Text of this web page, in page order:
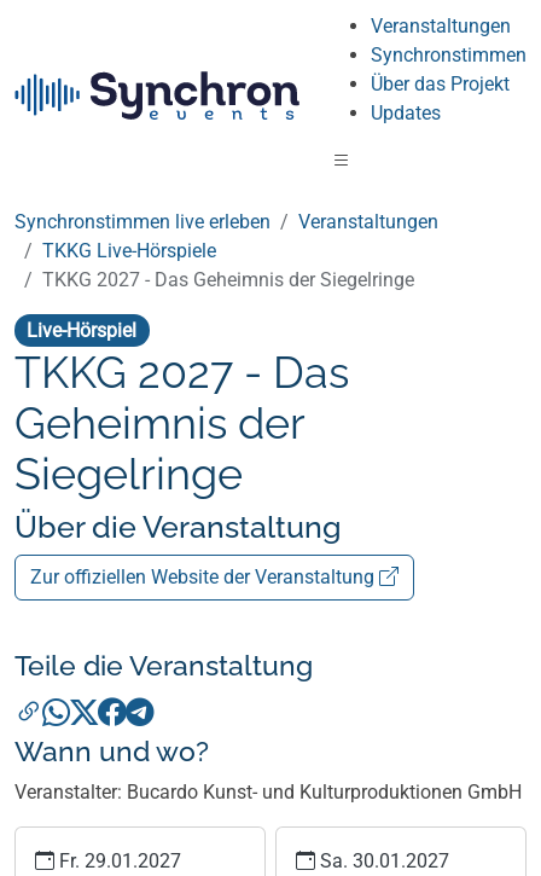
Veranstaltungen
Synchronstimmen
Über das Projekt
Updates
Synchronstimmen live erleben
Veranstaltungen
TKKG Live-Hörspiele
TKKG 2027 - Das Geheimnis der Siegelringe
Live-Hörspiel
TKKG 2027 - Das
Geheimnis der
Siegelringe
Über die Veranstaltung
Zur offiziellen Website der Veranstaltung
Teile die Veranstaltung
Wann und wo?
Veranstalter: Bucardo Kunst- und Kulturproduktionen GmbH
Fr. 29.01.2027
Sa. 30.01.2027